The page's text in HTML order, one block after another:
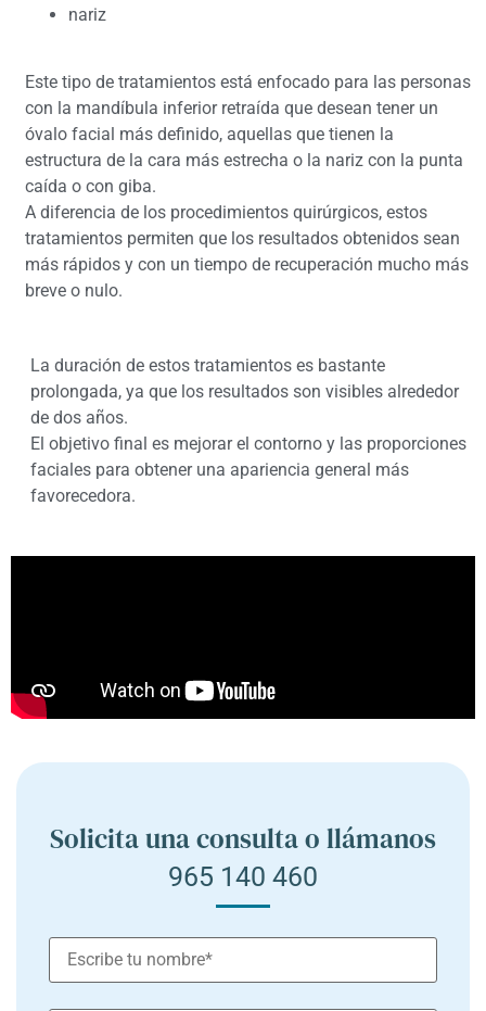
nariz
Este tipo de tratamientos está enfocado para las personas
con la mandíbula inferior retraída que desean tener un
óvalo facial más definido, aquellas que tienen la
estructura de la cara más estrecha o la nariz con la punta
caída o con giba.
A diferencia de los procedimientos quirúrgicos, estos
tratamientos permiten que los resultados obtenidos sean
más rápidos y con un tiempo de recuperación mucho más
breve o nulo.
La duración de estos tratamientos es bastante
prolongada, ya que los resultados son visibles alrededor
de dos años.
El objetivo final es mejorar el contorno y las proporciones
faciales para obtener una apariencia general más
favorecedora.
Solicita una consulta o llámanos
965 140 460